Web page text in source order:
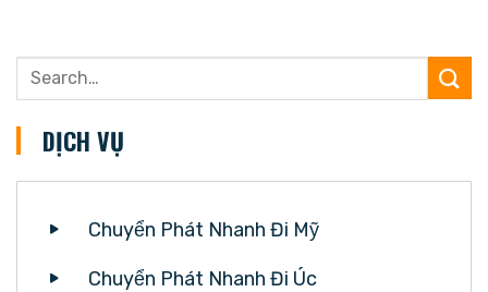
DỊCH VỤ
Chuyển Phát Nhanh Đi Mỹ
Chuyển Phát Nhanh Đi Úc